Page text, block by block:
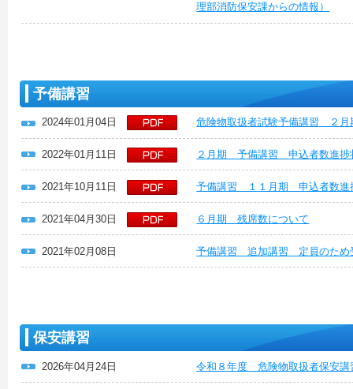
理部消防保安課からの情報）
予備講習
2024年01月04日 危険物取扱者試験予備講習 ２
2022年01月11日 ２月期 予備講習 申込者数進捗
2021年10月11日 予備講習 １１月期 申込者数進
2021年04月30日 ６月期 残席数について
2021年02月08日 予備講習 追加講習 定員のため
保安講習
2026年04月24日 令和８年度 危険物取扱者保安講